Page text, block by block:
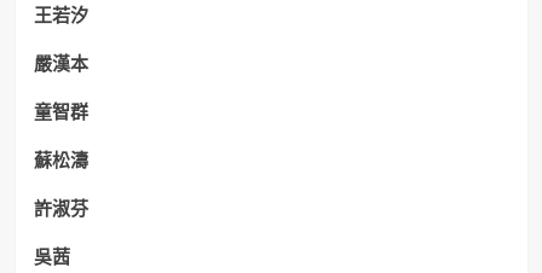
王若汐
嚴漢本
童智群
蘇松濤
許淑芬
吳茜